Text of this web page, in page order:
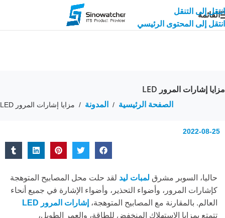
انتقل إلى التنقل
انتقل إلى المحتوى الرئيسي
القائمة
مزايا إشارات المرور LED
الصفحة الرئيسية / المدونة / مزايا إشارات المرور LED
2022-08-25
حاليا، السوبر مشرق لمبات ليد لقد حلت محل المصابيح المتوهجة
كإشارات المرور، وأضواء التحذير، وأضواء الإشارة في جميع أنحاء
العالم. بالمقارنة مع المصابيح المتوهجة، إشارات المرور LED
تتمتع بمزايا الاستهلاك المنخفض للطاقة، والعمر الطويل،